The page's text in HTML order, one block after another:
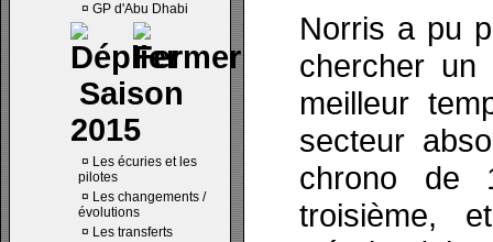
¤ GP d'Abu Dhabi
Saison
2015
¤ Les écuries et les
pilotes
¤ Les changements /
évolutions
¤ Les transferts
Norris a pu
chercher
meilleur
secteur
chrono de
troisième,